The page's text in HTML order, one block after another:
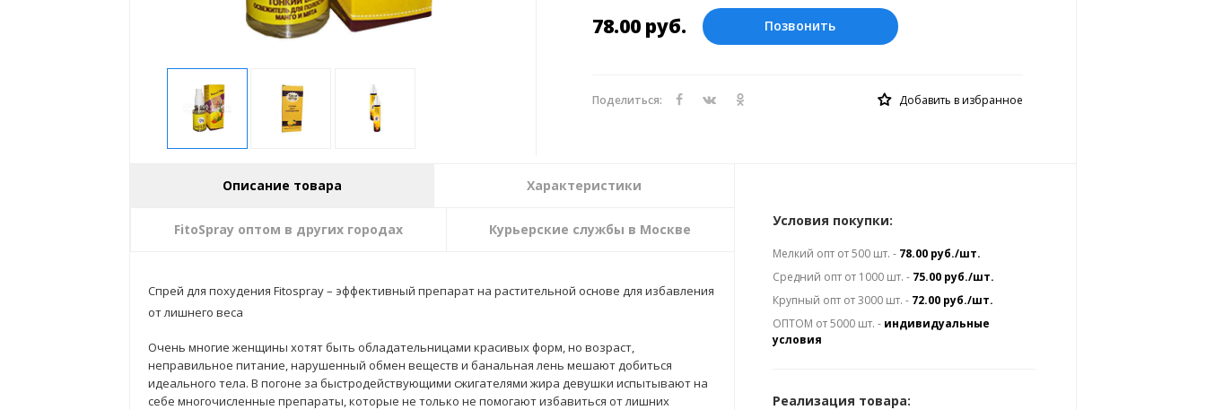
78.00 руб. Позвонить
Поделиться: Добавить в избранное
Описание товара Характеристики
FitoSpray оптом в других городах Курьерские службы в Москве
Спрей для похудения Fitospray – эффективный препарат на растительной основе для избавления
от лишнего веса
Очень многие женщины хотят быть обладательницами красивых форм, но возраст,
неправильное питание, нарушенный обмен веществ и банальная лень мешают добиться
идеального тела. В погоне за быстродействующими сжигателями жира девушки испытывают на
себе многочисленные препараты, которые не только не помогают избавиться от лишних
Условия покупки:
Мелкий опт от 500 шт. - 78.00 руб./шт.
Средний опт от 1000 шт. - 75.00 руб./шт.
Крупный опт от 3000 шт. - 72.00 руб./шт.
ОПТОМ от 5000 шт. - индивидуальные
условия
Реализация товара: